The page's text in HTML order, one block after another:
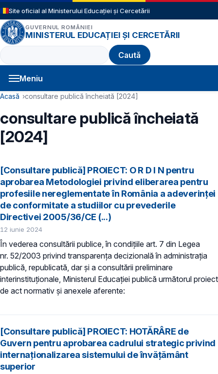
Sari la conținutul principal
Site oficial al Ministerului Educației și Cercetării
GUVERNUL ROMÂNIEI
MINISTERUL EDUCAȚIEI ȘI CERCETĂRII
Caută
Meniu
Navigație principală
Cale de navigare
Acasă consultare publică încheiată [2024]
consultare publică încheiată
[2024]
[Consultare publică] PROIECT: O R D I N pentru
aprobarea Metodologiei privind eliberarea pentru
profesiile nereglementate în România a adeverinţei
de conformitate a studiilor cu prevederile
Directivei 2005/36/CE (...)
12 iunie 2024
În vederea consultării publice, în condiţiile art. 7 din Legea
nr. 52/2003 privind transparenţa decizională în administraţia
publică, republicată, dar și a consultării preliminare
interinstituționale, Ministerul Educaţiei publică următorul proiect
de act normativ și anexele aferente:
[Consultare publică] PROIECT: HOTĂRÂRE de
Guvern pentru aprobarea cadrului strategic privind
internaționalizarea sistemului de învățământ
superior